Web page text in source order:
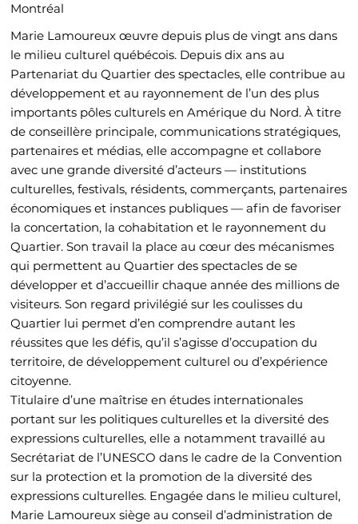
Montréal
Marie Lamoureux œuvre depuis plus de vingt ans dans
le milieu culturel québécois. Depuis dix ans au
Partenariat du Quartier des spectacles, elle contribue au
développement et au rayonnement de l’un des plus
importants pôles culturels en Amérique du Nord. À titre
de conseillère principale, communications stratégiques,
partenaires et médias, elle accompagne et collabore
avec une grande diversité d’acteurs — institutions
culturelles, festivals, résidents, commerçants, partenaires
économiques et instances publiques — afin de favoriser
la concertation, la cohabitation et le rayonnement du
Quartier. Son travail la place au cœur des mécanismes
qui permettent au Quartier des spectacles de se
développer et d’accueillir chaque année des millions de
visiteurs. Son regard privilégié sur les coulisses du
Quartier lui permet d’en comprendre autant les
réussites que les défis, qu’il s’agisse d’occupation du
territoire, de développement culturel ou d’expérience
citoyenne.
Titulaire d’une maîtrise en études internationales
portant sur les politiques culturelles et la diversité des
expressions culturelles, elle a notamment travaillé au
Secrétariat de l’UNESCO dans le cadre de la Convention
sur la protection et la promotion de la diversité des
expressions culturelles. Engagée dans le milieu culturel,
Marie Lamoureux siège au conseil d’administration de